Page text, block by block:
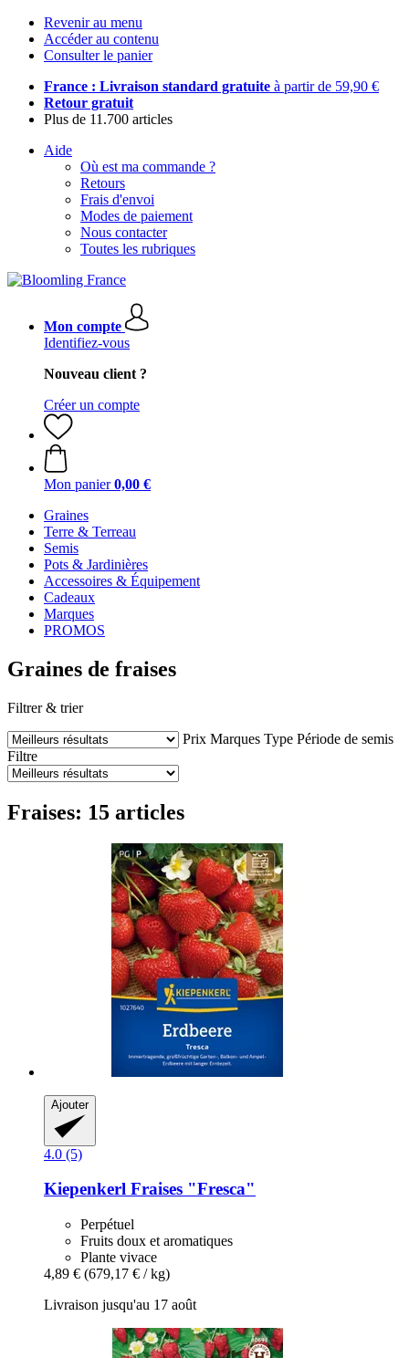
Revenir au menu
Accéder au contenu
Consulter le panier
France : Livraison standard gratuite à partir de 59,90 €
Retour gratuit
Plus de 11.700 articles
Aide
Où est ma commande ?
Retours
Frais d'envoi
Modes de paiement
Nous contacter
Toutes les rubriques
Mon compte
Identifiez-vous
Nouveau client ?
Créer un compte
Mon panier 0,00 €
Graines
Terre & Terreau
Semis
Pots & Jardinières
Accessoires & Équipement
Cadeaux
Marques
PROMOS
Graines de fraises
Filtrer & trier
Prix Marques Type Période de semis
Filtre
Fraises: 15 articles
Ajouter
4.0 (5)
Kiepenkerl Fraises "Fresca"
Perpétuel
Fruits doux et aromatiques
Plante vivace
4,89 € (679,17 € / kg)
Livraison jusqu'au 17 août